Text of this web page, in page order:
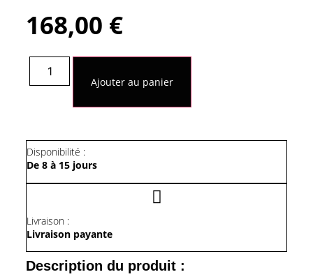
168,00 €
quantité
Banquette
Patinée
Ajouter au panier
Disponibilité :
De 8 à 15 jours
Livraison :
Livraison payante
Description du produit :